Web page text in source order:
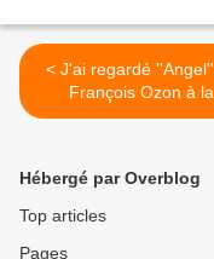
< J'ai regardé ''Angel'' de
François Ozon à la
télévision lien
Hébergé par Overblog
Top articles
Pages